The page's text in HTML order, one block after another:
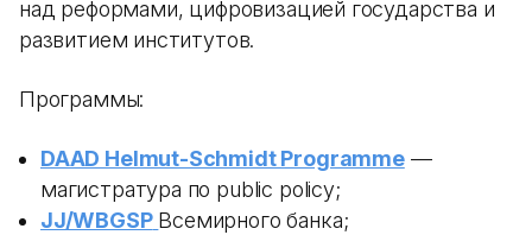
над реформами, цифровизацией государства и
развитием институтов.
Программы:
DAAD Helmut-Schmidt Programme—
магистратура по public policy;
JJ/WBGSP Всемирного банка;